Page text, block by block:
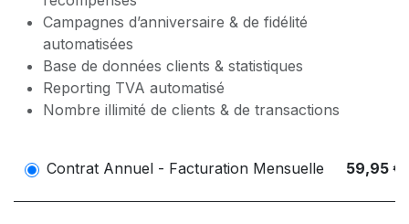
Campagnes d’anniversaire & de fidélité
automatisées
Base de données clients & statistiques
Reporting TVA automatisé
Nombre illimité de clients & de transactions
Contrat Annuel - Facturation Mensuelle 59,95 €